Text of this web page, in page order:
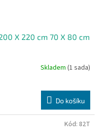
X 220 cm 70 X 80 cm
Skladem (1 sada)
Do košíku
Kód: 82T